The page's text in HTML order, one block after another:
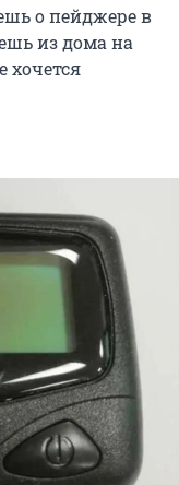
о пейджере в
из дома на
хочется